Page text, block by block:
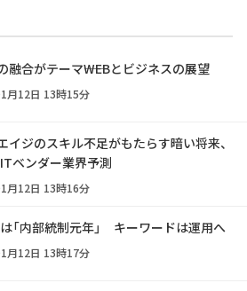
融合がテーマ――WEBとビジネスの展望
月12日 13時15分
イジのスキル不足がもたらす暗い将来、
ベンダー業界予測
月12日 13時16分
「内部統制元年」 キーワードは運用へ
月12日 13時17分